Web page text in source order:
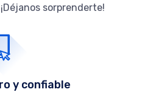
sorprenderte!
y confiable